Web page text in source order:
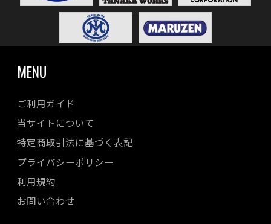
MENU
ご利用ガイド
当サイトについて
特定商取引法に基づく表記
プライバシーポリシー
利用規約
お問い合わせ